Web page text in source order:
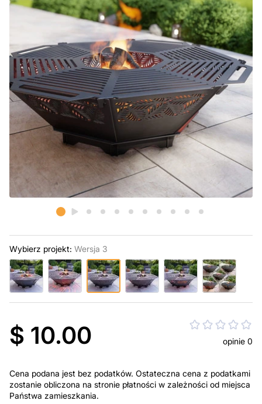
Wybierz projekt: Wersja 3
$ 10.00 opinie 0
Cena podana jest bez podatków. Ostateczna cena z podatkami
zostanie obliczona na stronie płatności w zależności od miejsca
Państwa zamieszkania.